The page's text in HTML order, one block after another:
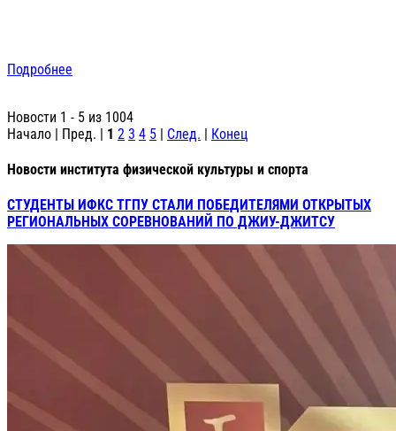
Подробнее
Новости 1 - 5 из 1004
Начало | Пред. | 1 2 3 4 5 | След. | Конец
Новости института физической культуры и спорта
СТУДЕНТЫ ИФКС ТГПУ СТАЛИ ПОБЕДИТЕЛЯМИ ОТКРЫТЫХ
РЕГИОНАЛЬНЫХ СОРЕВНОВАНИЙ ПО ДЖИУ-ДЖИТСУ